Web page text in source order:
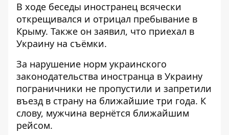
В ходе беседы иностранец всячески
открещивался и отрицал пребывание в
Крыму. Также он заявил, что приехал в
Украину на съёмки.
За нарушение норм украинского
законодательства иностранца в Украину
пограничники не пропустили и запретили
въезд в страну на ближайшие три года. К
слову, мужчина вернётся ближайшим
рейсом.